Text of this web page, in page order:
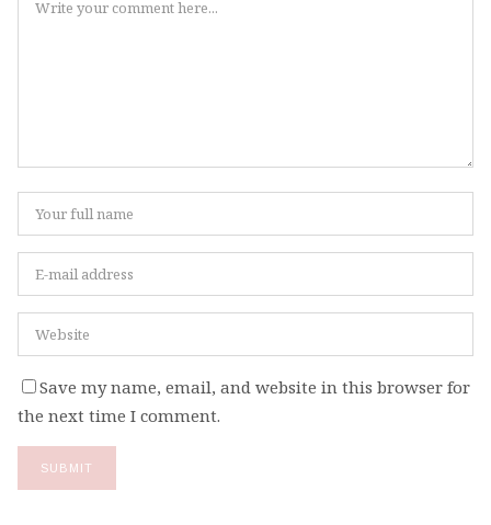
Save my name, email, and website in this browser for
the next time I comment.